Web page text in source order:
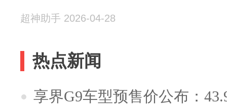
超神助手 2026-04-28
热点新闻
享界G9车型预售价公布：